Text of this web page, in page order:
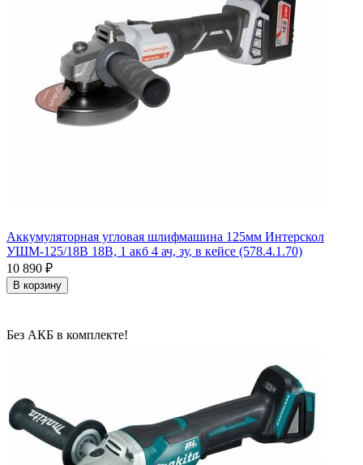
Аккумуляторная угловая шлифмашина 125мм Интерскол
УШМ-125/18В 18В, 1 акб 4 ач, зу, в кейсе (578.4.1.70)
10 890 ₽
В корзину
Без АКБ в комплекте!